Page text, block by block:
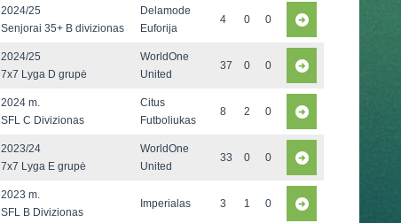
2024/25
Senjorai 35+ B divizionas
Delamode
Euforija
4 0 0
2024/25
7x7 Lyga D grupė
WorldOne
United
37 0 0
2024 m.
SFL C Divizionas
Citus
Futboliukas
8 2 0
2023/24
7x7 Lyga E grupė
WorldOne
United
33 0 0
2023 m.
SFL B Divizionas
Imperialas 3 1 0